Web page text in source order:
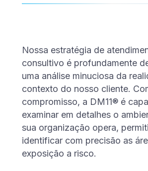
Nossa estratégia de
consultivo é profundamente
uma análise minuciosa da
contexto do nosso cliente.
compromisso, a DM11® é
examinar em detalhes o
sua organização opera,
identificar com precisão as
exposição a risco.